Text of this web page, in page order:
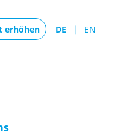
erhöhen DE EN